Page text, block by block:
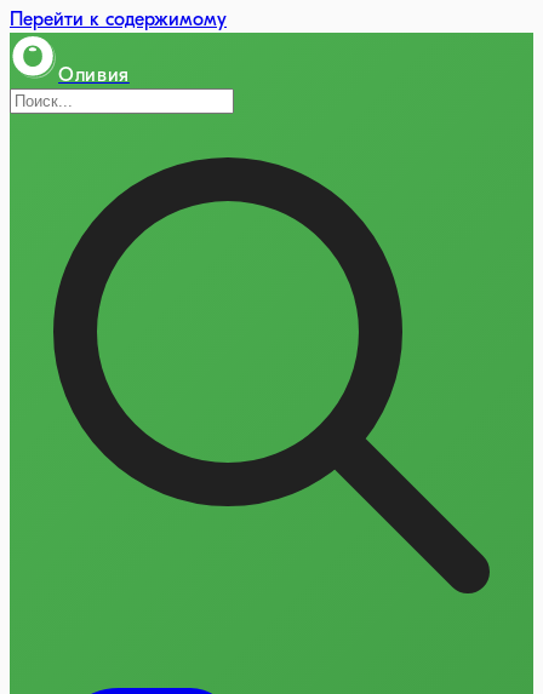
Перейти к содержимому
Оливия